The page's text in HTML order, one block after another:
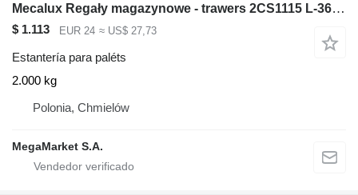
Mecalux Regały magazynowe - trawers 2CS1115 L-360 cm 11x5 cm używany
$ 1.113 EUR 24 ≈ US$ 27,73
Estantería para paléts
2.000 kg
Polonia, Chmielów
MegaMarket S.A.